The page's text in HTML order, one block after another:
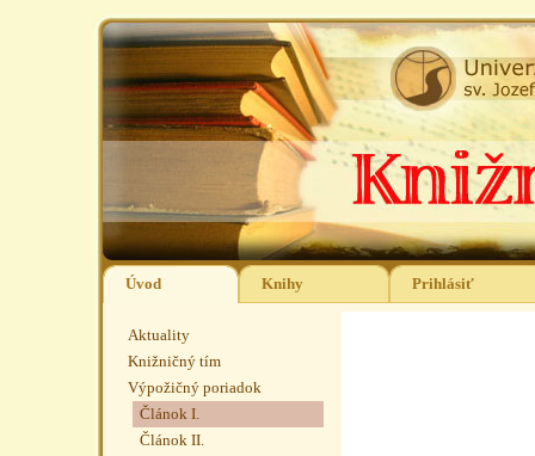
Úvod Knihy Prihlásiť
Aktuality
Knižničný tím
Výpožičný poriadok
Článok I.
Článok II.